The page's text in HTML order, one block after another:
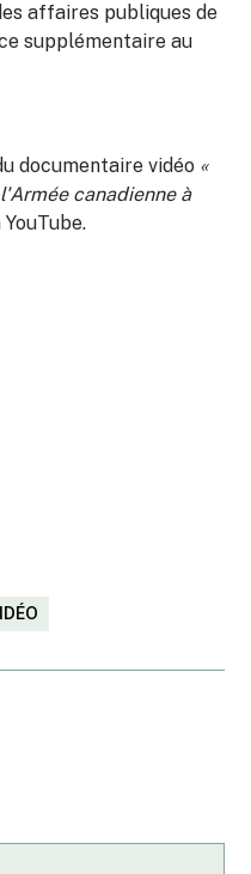
affaires publiques de
supplémentaire au
documentaire vidéo «
canadienne à